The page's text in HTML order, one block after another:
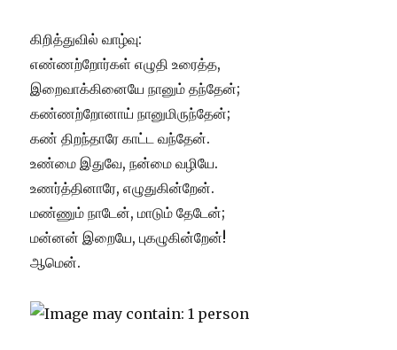
கிறித்துவில் வாழ்வு:
எண்ணற்றோர்கள் எழுதி உரைத்த,
இறைவாக்கினையே நானும் தந்தேன்;
கண்ணற்றோனாய் நானுமிருந்தேன்;
கண் திறந்தாரே காட்ட வந்தேன்.
உண்மை இதுவே, நன்மை வழியே.
உணர்த்தினாரே, எழுதுகின்றேன்.
மண்ணும் நாடேன், மாடும் தேடேன்;
மன்னன் இறையே, புகழுகின்றேன்!
ஆமென்.